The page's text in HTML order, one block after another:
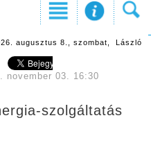
augusztus 8., szombat, László
november 03. 16:30
szolgáltatás